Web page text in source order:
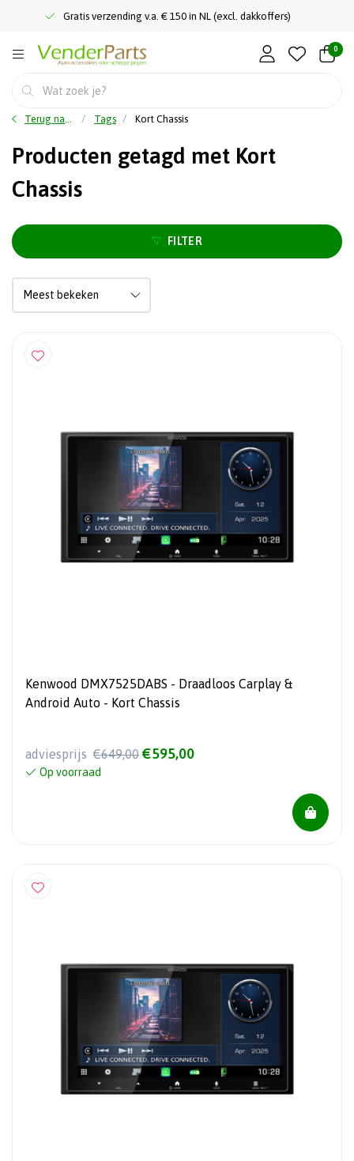
Gratis verzending v.a. € 150 in NL (excl. dakkoffers)
0
Terug naar home Tags Kort Chassis
Producten getagd met Kort
Chassis
FILTER
Kenwood DMX7525DABS - Draadloos Carplay &
Android Auto - Kort Chassis
adviesprijs €649,00 €595,00
Op voorraad